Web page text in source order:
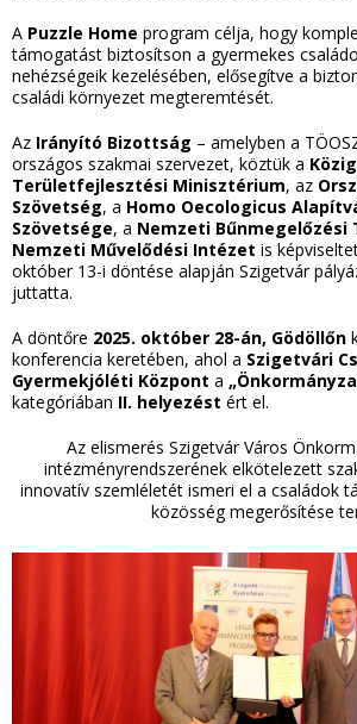
A Puzzle Home program célja, hogy
támogatást biztosítson a gyermekes
nehézségeik kezelésében, elősegítve a
családi környezet megteremtését.
Az Irányító Bizottság – amelyben a
országos szakmai szervezet, köztük a
Területfejlesztési Minisztérium, az
Szövetség, a Homo Oecologicus
Szövetsége, a Nemzeti Bűnmegelőzési
Nemzeti Művelődési Intézet is
október 13-i döntése alapján Szigetvár
juttatta.
A döntőre 2025. október 28-án, Gödöllőn
konferencia keretében, ahol a Szigetvári
Gyermekjóléti Központ a
kategóriában II. helyezést ért el.
Az elismerés Szigetvár Város
intézményrendszerének elkötelezett
innovatív szemléletét ismeri el a családok
közösség megerősítése